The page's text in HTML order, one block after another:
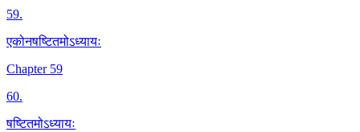
59.
एकोनषष्टितमोऽध्यायः
Chapter 59
60.
षष्टितमोऽध्यायः